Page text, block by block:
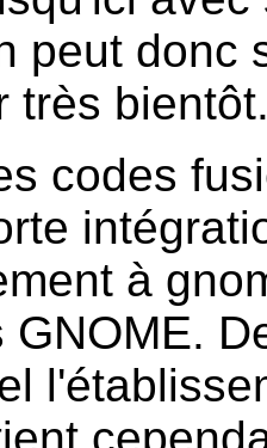
peut donc
très
codes
à
GNOME.